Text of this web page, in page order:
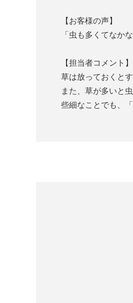
【お客様の声】
「虫も多くてなか
【担当者コメント】
草は放っておくと
また、草が多いと
些細なことでも、